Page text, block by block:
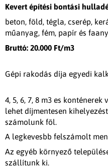
Kevert építési bontási
beton, föld, tégla, cserép,
műanyag, fém, papír és
Bruttó: 20.000 Ft/m3
Gépi rakodás díja egyedi
4, 5, 6, 7, 8 m3 es
lehet díjmentesen
számolunk föl.
A legkevesbb felszámolt
Az egyéb környező
szállítunk ki.